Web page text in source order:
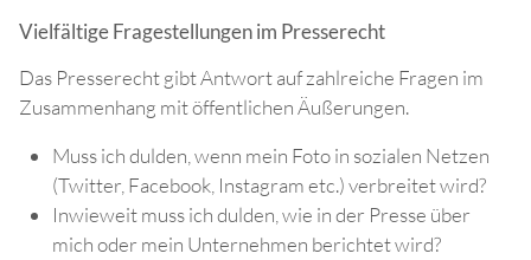
Vielfältige Fragestellungen im Presserecht
Das Presserecht gibt Antwort auf zahlreiche Fragen im
Zusammenhang mit öffentlichen Äußerungen.
Muss ich dulden, wenn mein Foto in sozialen Netzen
(Twitter, Facebook, Instagram etc.) verbreitet wird?
Inwieweit muss ich dulden, wie in der Presse über
mich oder mein Unternehmen berichtet wird?